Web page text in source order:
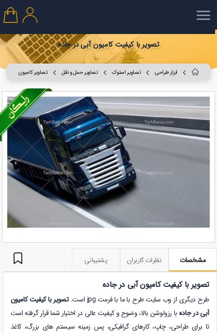
تصویر با کیفیت کامیون آبی در جاده
ابزار طراحی تصاویر استوک تصاویر حمل و نقل تصاویر کامیون
مشخصات نظرات کاربران پشتیبانی
تصویر با کیفیت کامیون آبی در جاده
طرح دیگری از وب سایت طرح با ما با فرمت jpg است.
تصویر با کیفیت کامیون
آبی در جاده با رزولوشن بالا، وضوح و کیفیت عالی در اختیار شما قرار گرفته است
تا برای طراحی، چاپ، کارهای گرافیکی، پس زمینه سیستم های بزرگ، کاغذ